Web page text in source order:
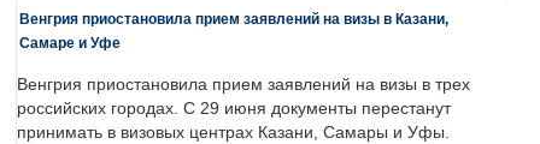
Венгрия приостановила прием заявлений на визы в Казани,
Самаре и Уфе
Венгрия приостановила прием заявлений на визы в трех
российских городах. С 29 июня документы перестанут
принимать в визовых центрах Казани, Самары и Уфы.